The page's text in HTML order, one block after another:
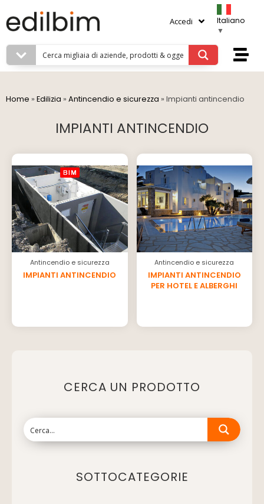
Accedi
Italiano
▼
Home » Edilizia » Antincendio e sicurezza » Impianti antincendio
IMPIANTI ANTINCENDIO
Antincendio e sicurezza
IMPIANTI ANTINCENDIO
Antincendio e sicurezza
IMPIANTI ANTINCENDIO
PER HOTEL E ALBERGHI
CERCA UN PRODOTTO
SOTTOCATEGORIE